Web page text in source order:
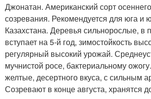
Джонатан. Американский сорт
созревания. Рекомендуется для юга и
Казахстана. Деревья сильнорослые, в
вступает на 5-й год, зимостойкость
регулярный высокий урожай.
мучнистой росе, бактериальному
желтые, десертного вкуса, с сильным
Созревают в конце августа, хранятся